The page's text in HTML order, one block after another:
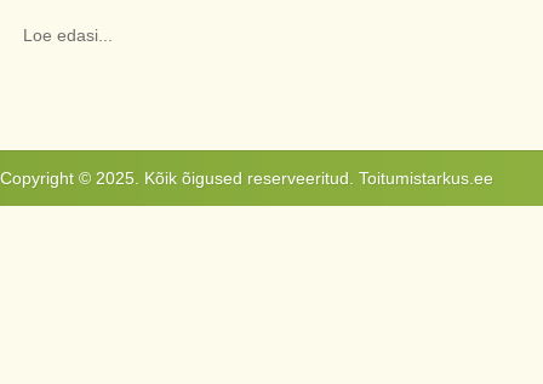
Loe edasi...
Copyright © 2025. Kõik õigused reserveeritud. Toitumistarkus.ee